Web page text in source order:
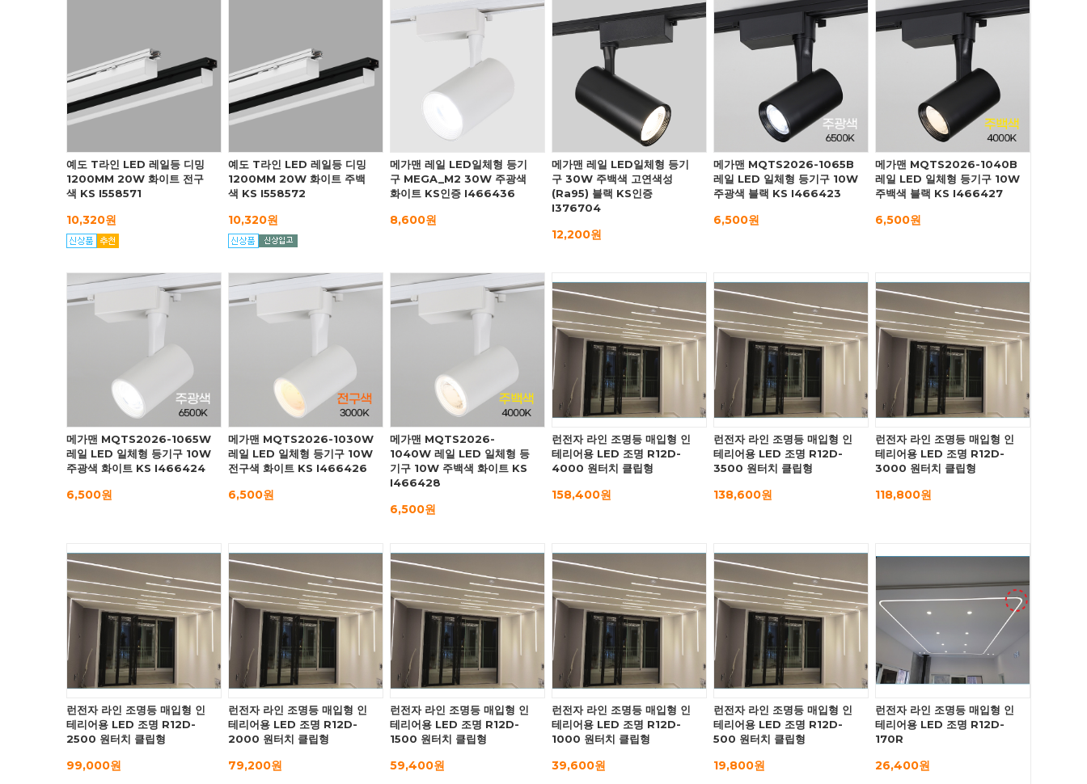
예도 T라인 LED 레일등 디밍
1200MM 20W 화이트 전구
색 KS I558571
10,320원
예도 T라인 LED 레일등 디밍
1200MM 20W 화이트 주백
색 KS I558572
10,320원
메가맨 레일 LED일체형 등기
구 MEGA_M2 30W 주광색
화이트 KS인증 I466436
8,600원
메가맨 레일 LED일체형 등기
구 30W 주백색 고연색성
(Ra95) 블랙 KS인증
I376704
12,200원
메가맨 MQTS2026-1065B
레일 LED 일체형 등기구 10W
주광색 블랙 KS I466423
6,500원
메가맨 MQTS2026-1040B
레일 LED 일체형 등기구 10W
주백색 블랙 KS I466427
6,500원
메가맨 MQTS2026-1065W
레일 LED 일체형 등기구 10W
주광색 화이트 KS I466424
6,500원
메가맨 MQTS2026-1030W
레일 LED 일체형 등기구 10W
전구색 화이트 KS I466426
6,500원
메가맨 MQTS2026-
1040W 레일 LED 일체형 등
기구 10W 주백색 화이트 KS
I466428
6,500원
런전자 라인 조명등 매입형 인
테리어용 LED 조명 R12D-
4000 원터치 클립형
158,400원
런전자 라인 조명등 매입형 인
테리어용 LED 조명 R12D-
3500 원터치 클립형
138,600원
런전자 라인 조명등 매입형 인
테리어용 LED 조명 R12D-
3000 원터치 클립형
118,800원
런전자 라인 조명등 매입형 인
테리어용 LED 조명 R12D-
2500 원터치 클립형
99,000원
런전자 라인 조명등 매입형 인
테리어용 LED 조명 R12D-
2000 원터치 클립형
79,200원
런전자 라인 조명등 매입형 인
테리어용 LED 조명 R12D-
1500 원터치 클립형
59,400원
런전자 라인 조명등 매입형 인
테리어용 LED 조명 R12D-
1000 원터치 클립형
39,600원
런전자 라인 조명등 매입형 인
테리어용 LED 조명 R12D-
500 원터치 클립형
19,800원
런전자 라인 조명등 매입형 인
테리어용 LED 조명 R12D-
170R
26,400원